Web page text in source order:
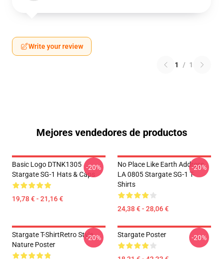
Write your review
1 / 1
Mejores vendedores de productos
Basic Logo DTNK1305
Stargate SG-1 Hats & Caps
19,78 € - 21,16 €
-20%
No Place Like Earth Address
LA 0805 Stargate SG-1 T-
Shirts
24,38 € - 28,06 €
-20%
Stargate T-ShirtRetro Style
Nature Poster
-20% Stargate Poster -20%